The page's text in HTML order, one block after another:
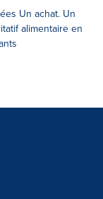
Un achat. Un
alimentaire en